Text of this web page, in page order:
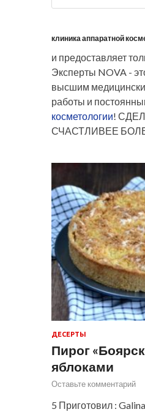
клиника аппаратной
и предоставляет
Эксперты NOVA -
высшим
работы и
косметологии!
СЧАСТЛИВЕЕ
ДЕСЕРТЫ
Пирог
яблоками
Оставьте комментарий
5 Приготовил :